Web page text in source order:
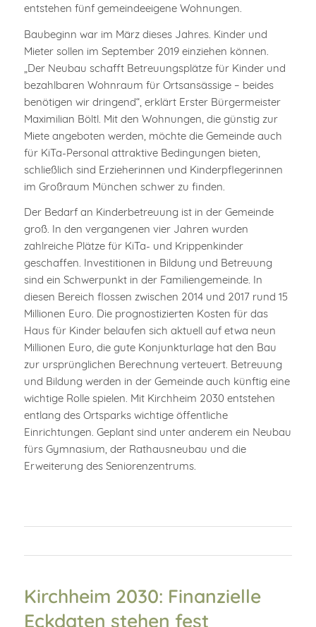
entstehen fünf gemeindeeigene Wohnungen.
Baubeginn war im März dieses Jahres. Kinder und
Mieter sollen im September 2019 einziehen können.
„Der Neubau schafft Betreuungsplätze für Kinder und
bezahlbaren Wohnraum für Ortsansässige – beides
benötigen wir dringend“, erklärt Erster Bürgermeister
Maximilian Böltl. Mit den Wohnungen, die günstig zur
Miete angeboten werden, möchte die Gemeinde auch
für KiTa-Personal attraktive Bedingungen bieten,
schließlich sind Erzieherinnen und Kinderpflegerinnen
im Großraum München schwer zu finden.
Der Bedarf an Kinderbetreuung ist in der Gemeinde
groß. In den vergangenen vier Jahren wurden
zahlreiche Plätze für KiTa- und Krippenkinder
geschaffen. Investitionen in Bildung und Betreuung
sind ein Schwerpunkt in der Familiengemeinde. In
diesen Bereich flossen zwischen 2014 und 2017 rund 15
Millionen Euro. Die prognostizierten Kosten für das
Haus für Kinder belaufen sich aktuell auf etwa neun
Millionen Euro, die gute Konjunkturlage hat den Bau
zur ursprünglichen Berechnung verteuert. Betreuung
und Bildung werden in der Gemeinde auch künftig eine
wichtige Rolle spielen. Mit Kirchheim 2030 entstehen
entlang des Ortsparks wichtige öffentliche
Einrichtungen. Geplant sind unter anderem ein Neubau
fürs Gymnasium, der Rathausneubau und die
Erweiterung des Seniorenzentrums.
Kirchheim 2030: Finanzielle
Eckdaten stehen fest